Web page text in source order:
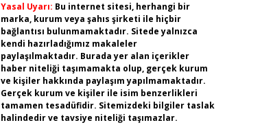
Yasal Uyarı: Bu internet sitesi, herhangi bir
marka, kurum veya şahıs şirketi ile hiçbir
bağlantısı bulunmamaktadır. Sitede yalnızca
kendi hazırladığımız makaleler
paylaşılmaktadır. Burada yer alan içerikler
haber niteliği taşımamakta olup, gerçek kurum
ve kişiler hakkında paylaşım yapılmamaktadır.
Gerçek kurum ve kişiler ile isim benzerlikleri
tamamen tesadüfidir. Sitemizdeki bilgiler taslak
halindedir ve tavsiye niteliği taşımazlar.